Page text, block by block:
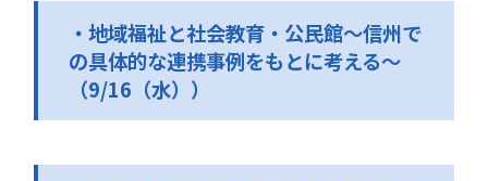
・地域福祉と社会教育・公民館～信州で
の具体的な連携事例をもとに考える～
（9/16（水））